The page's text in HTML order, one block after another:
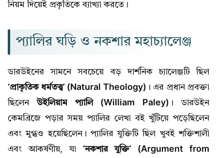
নিয়ম দিয়েই প্রকৃতিকে ব্যাখ্যা করতে।
প্যালির ঘড়ি ও নকশার মহাচ্যালেঞ্জ
ডারউইনের সামনে সবচেয়ে বড় দার্শনিক চ্যালেঞ্জটি ছিল
‘প্রাকৃতিক ধর্মতত্ত্ব’ (Natural Theology) । এর প্রধান প্রবক্তা
ছিলেনউইলিয়াম প্যালি (William Paley) । ডারউইন
কেমব্রিজে পড়ার সময় প্যালির লেখা বই খুঁটিয়ে পড়েছিলেন
এবং মুগ্ধও হয়েছিলেন। প্যালির যুক্তিটি ছিল খুবই শক্তিশালী
এবং আকর্ষণীয়, যা ‘নকশার যুক্তি’ (Argument from